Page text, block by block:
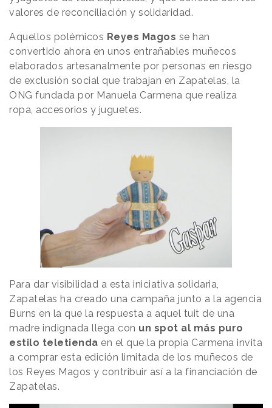
valores de reconciliación y solidaridad.
Aquellos polémicos Reyes Magos se han
convertido ahora en unos entrañables muñecos
elaborados artesanalmente por personas en riesgo
de exclusión social que trabajan en Zapatelas, la
ONG fundada por Manuela Carmena que realiza
ropa, accesorios y juguetes.
Para dar visibilidad a esta iniciativa solidaria,
Zapatelas ha creado una campaña junto a la agencia
Burns en la que la respuesta a aquel tuit de una
madre indignada llega con un spot al más puro
estilo teletienda en el que la propia Carmena invita
a comprar esta edición limitada de los muñecos de
los Reyes Magos y contribuir así a la financiación de
Zapatelas.